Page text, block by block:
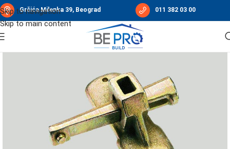
Skip to navigation
Skip to main content
Grčića Milenka 39, Beograd 011 382 03 00
Početna Oprema za oplatne sisteme